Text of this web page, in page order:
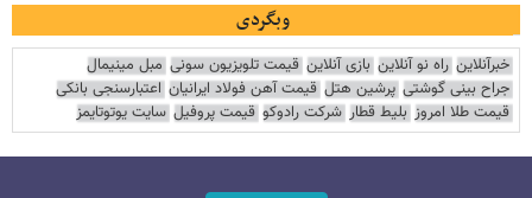
وبگردی
خبرآنلاین راه نو آنلاین بازی آنلاین قیمت تلویزیون سونی مبل مینیمال
جراح بینی گوشتی پرشین هتل قیمت آهن فولاد ایرانیان اعتبارسنجی بانکی
قیمت طلا امروز بلیط قطار شرکت رادوکو قیمت پروفیل سایت یوتوتایمز